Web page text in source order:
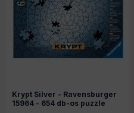
Krypt Silver - Ravensburger
15964 - 654 db-os puzzle